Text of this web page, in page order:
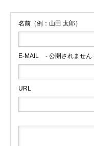
名前（例：山田 太郎）
E-MAIL - 公開されません
URL